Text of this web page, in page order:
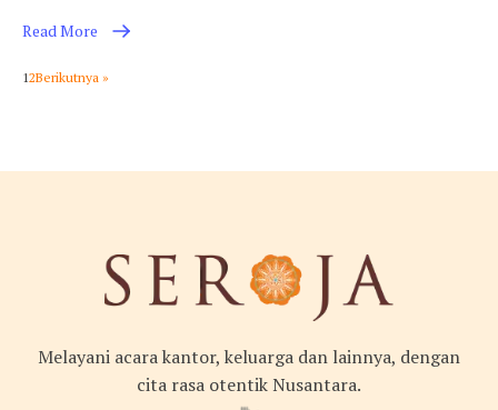
Read More
12Berikutnya »
Melayani acara kantor, keluarga dan lainnya, dengan
cita rasa otentik Nusantara.